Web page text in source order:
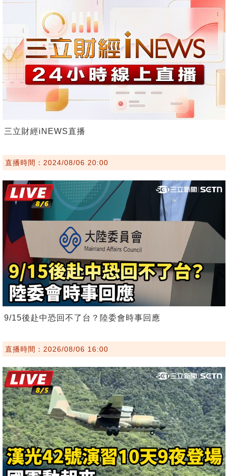
三立財經iNEWS直播
直播時間：2024/08/06 20:00
9/15後赴中恐回不了台？陸委會時事回應
直播時間：2026/08/06 16:00